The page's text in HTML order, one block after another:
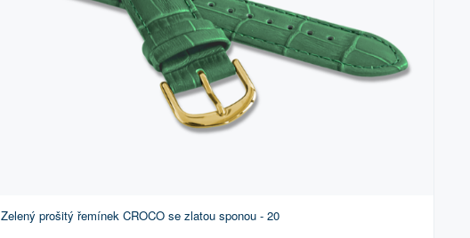
Zelený prošitý řemínek CROCO se zlatou sponou - 20